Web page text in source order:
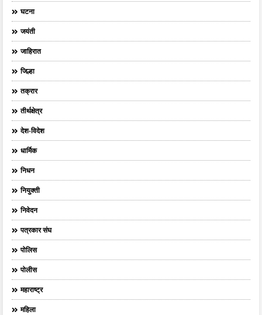
घटना
जयंती
जाहिरात
जिल्हा
तक्रार
तीर्थक्षेत्र
देश-विदेश
धार्मिक
निधन
नियुक्ती
निवेदन
पत्रकार संघ
पोलिस
पोलीस
महाराष्ट्र
महिला